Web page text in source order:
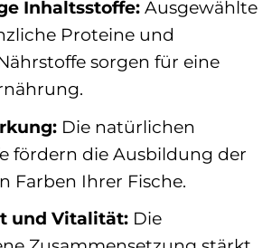
Inhaltsstoffe:Ausgewählte
Proteine und
sorgen für eine
Die natürlichen
fördern die Ausbildung der
Farben Ihrer Fische.
und Vitalität:Die